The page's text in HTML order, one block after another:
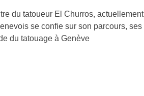
du tatoueur El Churros, actuellement
se confie sur son parcours, ses
du tatouage à Genève